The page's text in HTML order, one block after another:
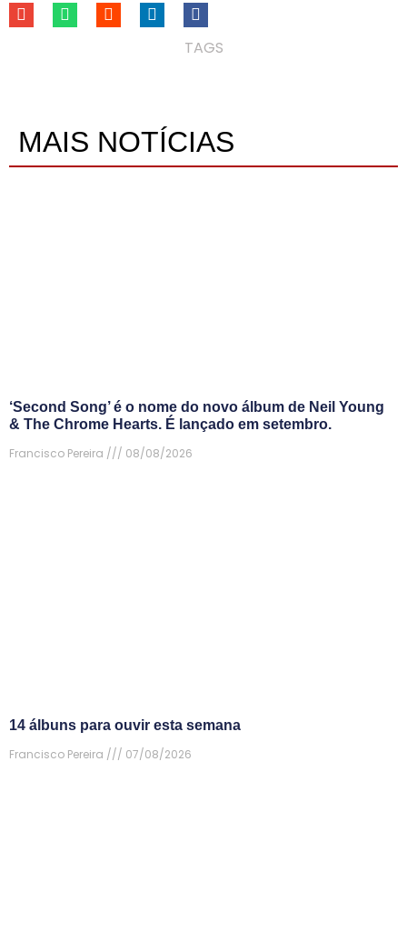
TAGS
MAIS NOTÍCIAS
‘Second Song’ é o nome do novo álbum de Neil Young
& The Chrome Hearts. É lançado em setembro.
Francisco Pereira
08/08/2026
14 álbuns para ouvir esta semana
Francisco Pereira
07/08/2026